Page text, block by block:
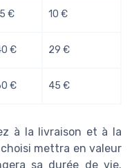
€ 10 €
€ 29 €
€ 45 €
à la livraison et à la
mettra en valeur
sa durée de vie.